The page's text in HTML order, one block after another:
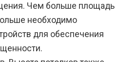
Чем больше площадь
необходимо
для обеспечения